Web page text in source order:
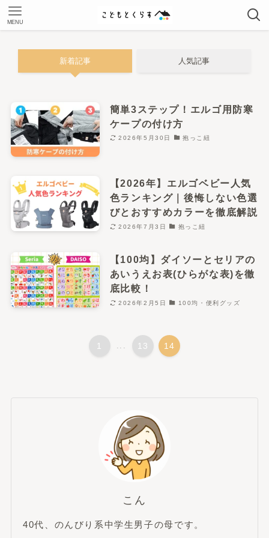
MENU
新着記事 人気記事
簡単3ステップ！エルゴ用防寒
ケープの付け方
2026年5月30日 抱っこ紐
【2026年】エルゴベビー人気
色ランキング｜後悔しない色選
びとおすすめカラーを徹底解説
2026年7月3日 抱っこ紐
【100均】ダイソーとセリアの
あいうえお表(ひらがな表)を徹
底比較！
2026年2月5日 100均・便利グッズ
1 13 14
こん
40代、のんびり系中学生男子の母です。